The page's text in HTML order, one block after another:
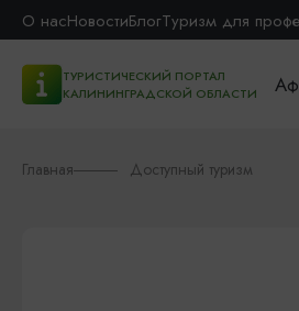
О насНовостиБлогТуризм для
ТУРИСТИЧЕСКИЙ ПОРТАЛ
КАЛИНИНГРАДСКОЙ ОБЛАСТИ
Главная Доступный туризм